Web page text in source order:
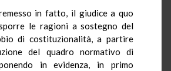
in fatto, il giudice a quo
le ragioni a sostegno del
di costituzionalità, a partire
del quadro normativo di
in evidenza, in primo